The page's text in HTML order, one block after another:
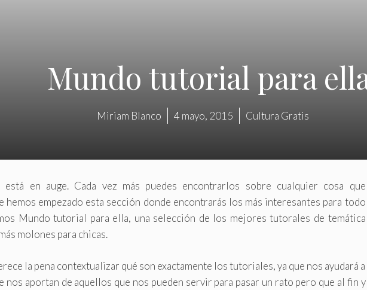
Mundo tutorial para
Miriam Blanco 4 mayo, 2015 Cultura Gratis
en auge. Cada vez más puedes encontrarlos sobre cualquier cosa que
hemos empezado esta sección donde encontrarás los más interesantes para todo
Mundo tutorial para ella, una selección de los mejores tutorales de temática
molones para chicas.
la pena contextualizar qué son exactamente los tutoriales, ya que nos ayudará a
aportan de aquellos que nos pueden servir para pasar un rato pero que al fin y